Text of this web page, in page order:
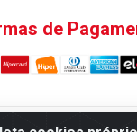
de